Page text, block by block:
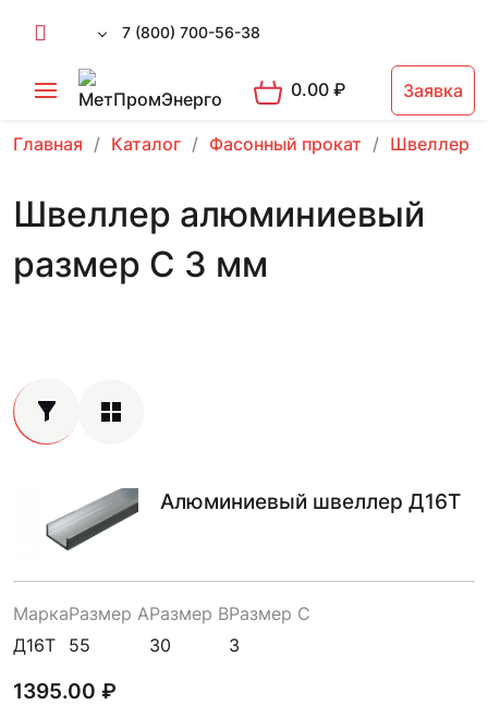
7 (800) 700-56-38
0.00₽ Заявка
Главная Каталог Фасонный прокат Швеллер
Швеллер алюминиевый
размер С 3 мм
Алюминиевый швеллер Д16Т
Марка
Д16Т
Размер A
55
Размер B
30
Размер C
3
1395.00 ₽